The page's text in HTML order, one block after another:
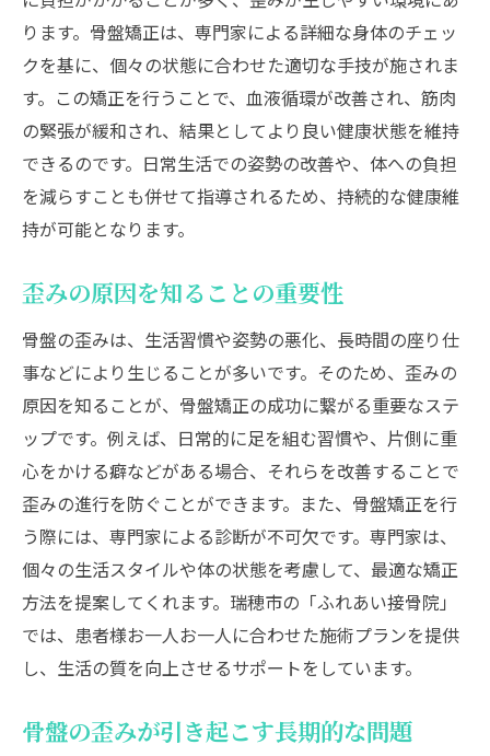
ります。骨盤矯正は、専門家による詳細な身体のチェッ
クを基に、個々の状態に合わせた適切な手技が施されま
す。この矯正を行うことで、血液循環が改善され、筋肉
の緊張が緩和され、結果としてより良い健康状態を維持
できるのです。日常生活での姿勢の改善や、体への負担
を減らすことも併せて指導されるため、持続的な健康維
持が可能となります。
歪みの原因を知ることの重要性
骨盤の歪みは、生活習慣や姿勢の悪化、長時間の座り仕
事などにより生じることが多いです。そのため、歪みの
原因を知ることが、骨盤矯正の成功に繋がる重要なステ
ップです。例えば、日常的に足を組む習慣や、片側に重
心をかける癖などがある場合、それらを改善することで
歪みの進行を防ぐことができます。また、骨盤矯正を行
う際には、専門家による診断が不可欠です。専門家は、
個々の生活スタイルや体の状態を考慮して、最適な矯正
方法を提案してくれます。瑞穂市の「ふれあい接骨院」
では、患者様お一人お一人に合わせた施術プランを提供
し、生活の質を向上させるサポートをしています。
骨盤の歪みが引き起こす長期的な問題